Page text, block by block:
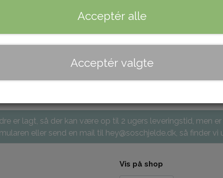
- Sy en Camilla-
shopper
Kursus - Sy en
projekttaske
er lagt, så der kan være op til 2 ugers leveringstid, men
eller send en mail til hey@soschjelde.dk, så finder vi
Vis på shop
Acceptér alle
Acceptér valgte